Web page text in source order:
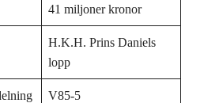
41 miljoner kronor
H.K.H. Prins Daniels
lopp
V85-5